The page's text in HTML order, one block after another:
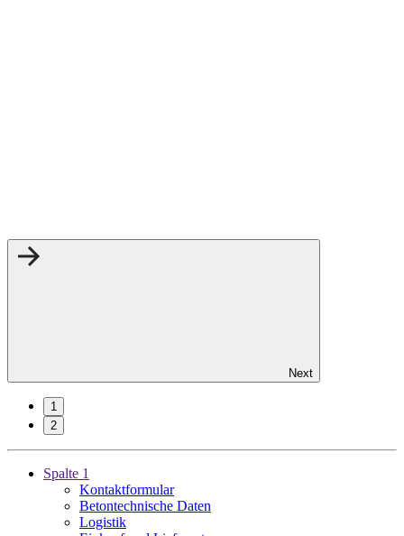
Next
1
2
Spalte 1
Kontaktformular
Betontechnische Daten
Logistik